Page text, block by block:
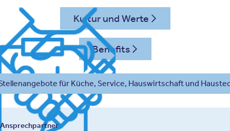
Kultur und Werte
Benefits
für Küche, Service, Hauswirtschaft und
Ansprechpartner